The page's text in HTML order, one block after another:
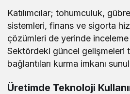
Katılımcılar; tohumculuk,
sistemleri, finans ve sigorta
çözümleri de yerinde inceleme
Sektördeki güncel gelişmeleri
bağlantıları kurma imkanı
Üretimde Teknoloji